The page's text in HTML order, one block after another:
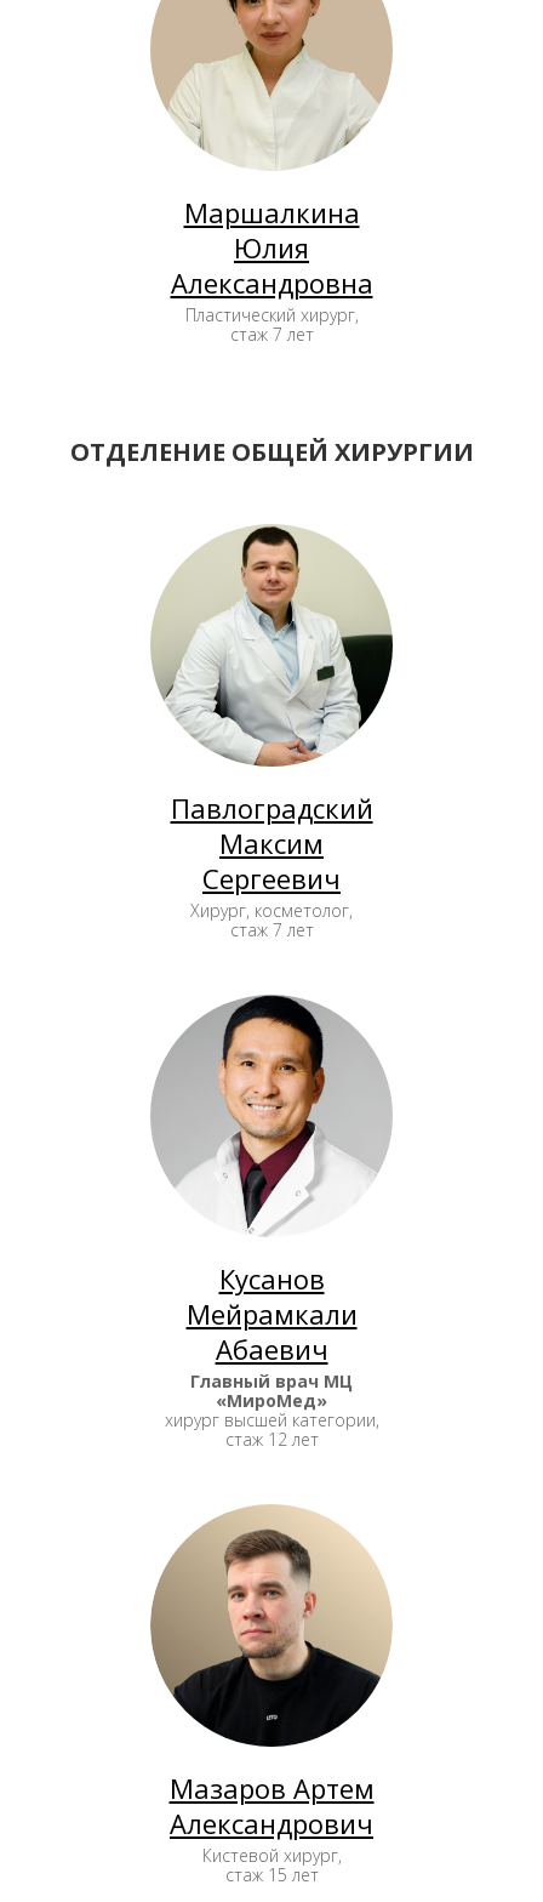
Маршалкина
Юлия
Александровна
Пластический хирург,
стаж 7 лет
ОТДЕЛЕНИЕ ОБЩЕЙ ХИРУРГИИ
Павлоградский
Максим
Сергеевич
Хирург, косметолог,
стаж 7 лет
Кусанов
Мейрамкали
Абаевич
Главный врач МЦ
«МироМед»
хирург высшей категории,
стаж 12 лет
Мазаров Артем
Александрович
Кистевой хирург,
стаж 15 лет